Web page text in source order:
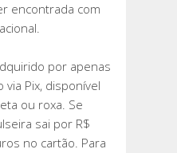
encontrada com
por apenas
via Pix, disponível
ou roxa. Se
sai por R$
no cartão. Para